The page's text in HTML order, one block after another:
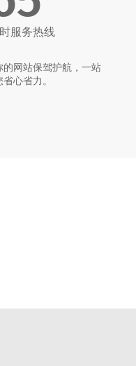
服务热线
网站保驾护航，一站
心省力。